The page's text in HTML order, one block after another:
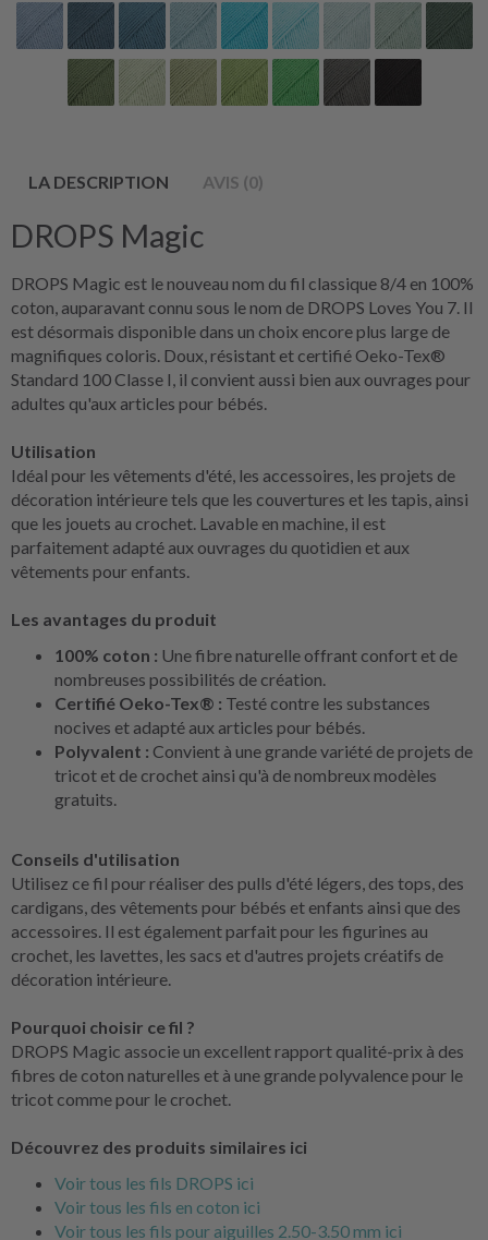
LA DESCRIPTION AVIS (0)
DROPS Magic
DROPS Magic est le nouveau nom du fil classique 8/4 en 100%
coton, auparavant connu sous le nom de DROPS Loves You 7. Il
est désormais disponible dans un choix encore plus large de
magnifiques coloris. Doux, résistant et certifié Oeko-Tex®
Standard 100 Classe I, il convient aussi bien aux ouvrages pour
adultes qu'aux articles pour bébés.
Utilisation
Idéal pour les vêtements d'été, les accessoires, les projets de
décoration intérieure tels que les couvertures et les tapis, ainsi
que les jouets au crochet. Lavable en machine, il est
parfaitement adapté aux ouvrages du quotidien et aux
vêtements pour enfants.
Les avantages du produit
100% coton : Une fibre naturelle offrant confort et de
nombreuses possibilités de création.
Certifié Oeko-Tex® : Testé contre les substances
nocives et adapté aux articles pour bébés.
Polyvalent : Convient à une grande variété de projets de
tricot et de crochet ainsi qu'à de nombreux modèles
gratuits.
Conseils d'utilisation
Utilisez ce fil pour réaliser des pulls d'été légers, des tops, des
cardigans, des vêtements pour bébés et enfants ainsi que des
accessoires. Il est également parfait pour les figurines au
crochet, les lavettes, les sacs et d'autres projets créatifs de
décoration intérieure.
Pourquoi choisir ce fil ?
DROPS Magic associe un excellent rapport qualité-prix à des
fibres de coton naturelles et à une grande polyvalence pour le
tricot comme pour le crochet.
Découvrez des produits similaires ici
Voir tous les fils DROPS ici
Voir tous les fils en coton ici
Voir tous les fils pour aiguilles 2.50-3.50 mm ici